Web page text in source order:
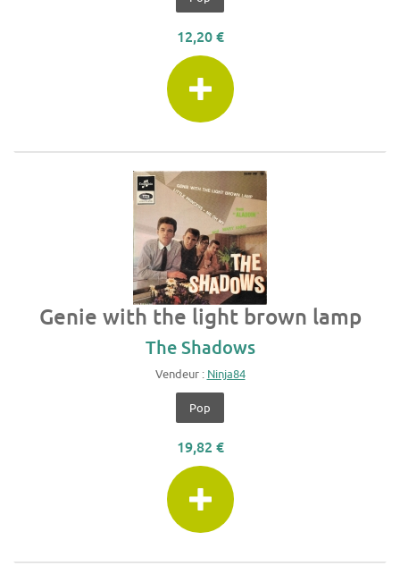
12,20 €
Genie with the light brown lamp
The Shadows
Vendeur : Ninja84
Pop
19,82 €